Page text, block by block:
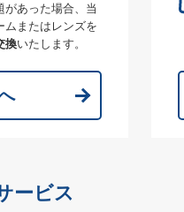
があった場合、当
ムまたはレンズを
換いたします。
ービス